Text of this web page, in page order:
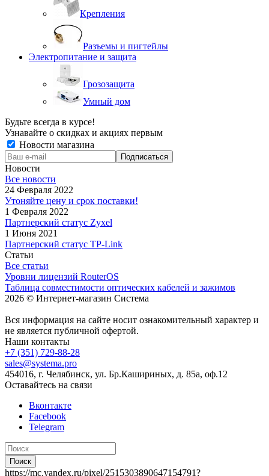
Крепления
Разъемы и пигтейлы
Электропитание и защита
Грозозащита
Умный дом
Будьте всегда в курсе!
Узнавайте о скидках и акциях первым
Новости магазина
Новости
Все новости
24 Февраля 2022
Утоняйте цену и срок поставки!
1 Февраля 2022
Партнерский статус Zyxel
1 Июня 2021
Партнерский статус TP-Link
Статьи
Все статьи
Уровни лицензий RouterOS
Таблица совместимости оптических кабелей и зажимов
2026 © Интернет-магазин Система
Вся информация на сайте носит ознакомительный характер и
не является публичной офертой.
Наши контакты
+7 (351) 729-88-28
sales@systema.pro
454016, г. Челябинск, ул. Бр.Кашириных, д. 85а, оф.12
Оставайтесь на связи
Вконтакте
Facebook
Telegram
Поиск
https://mc.yandex.ru/pixel/2515303890647154791?